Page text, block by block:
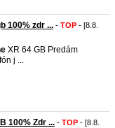
100% zdr ... - TOP - [8.8.
XR 64 GB Predám
j ...
100% Zdr ... - TOP - [8.8.